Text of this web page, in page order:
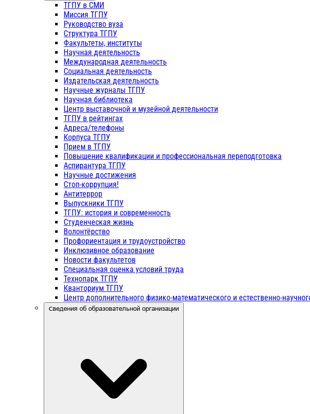
ТГПУ в СМИ
Миссия ТГПУ
Руководство вуза
Структура ТГПУ
Факультеты, институты
Научная деятельность
Международная деятельность
Социальная деятельность
Издательская деятельность
Научные журналы ТГПУ
Научная библиотека
Центр выставочной и музейной деятельности
ТГПУ в рейтингах
Адреса/телефоны
Корпуса ТГПУ
Прием в ТГПУ
Повышение квалификации и профессиональная переподготовка
Аспирантура ТГПУ
Научные достижения
Стоп-коррупция!
Антитеррор
Выпускники ТГПУ
ТГПУ: история и современность
Студенческая жизнь
Волонтёрство
Профориентация и трудоустройство
Инклюзивное образование
Новости факультетов
Специальная оценка условий труда
Технопарк ТГПУ
Кванториум ТГПУ
Центр дополнительного физико-математического и естественно-
Сведения об образовательной организации